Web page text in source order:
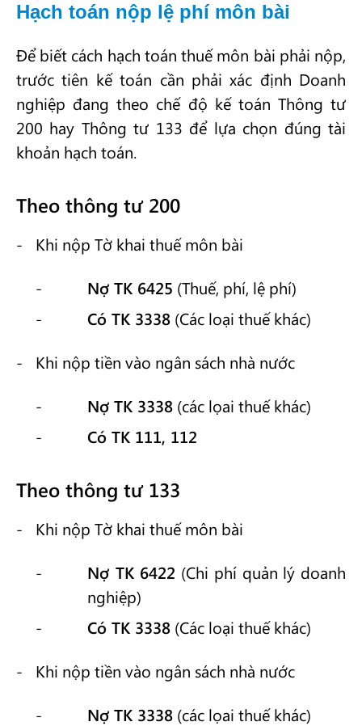
Hạch toán nộp lệ phí môn bài
Để biết cách hạch toán thuế môn bài phải nộp,
trước tiên kế toán cần phải xác định Doanh
nghiệp đang theo chế độ kế toán Thông tư
200 hay Thông tư 133 để lựa chọn đúng tài
khoản hạch toán.
Theo thông tư 200
Khi nộp Tờ khai thuế môn bài
Nợ TK 6425 (Thuế, phí, lệ phí)
Có TK 3338 (Các loại thuế khác)
Khi nộp tiền vào ngân sách nhà nước
Nợ TK 3338 (các lọai thuế khác)
Có TK 111, 112
Theo thông tư 133
Khi nộp Tờ khai thuế môn bài
Nợ TK 6422 (Chi phí quản lý doanh
nghiệp)
Có TK 3338 (Các loại thuế khác)
Khi nộp tiền vào ngân sách nhà nước
Nợ TK 3338 (các lọai thuế khác)